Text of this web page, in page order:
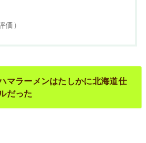
価）
マラーメンはたしかに北海道仕
だった